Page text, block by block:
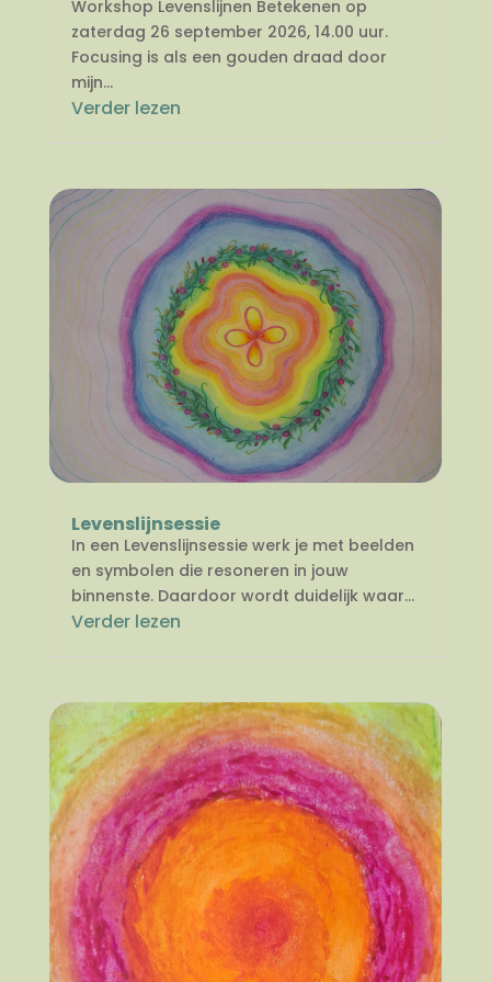
Workshop Levenslijnen Betekenen op
zaterdag 26 september 2026, 14.00 uur.
Focusing is als een gouden draad door
mijn...
Verder lezen
Levenslijnsessie
In een Levenslijnsessie werk je met beelden
en symbolen die resoneren in jouw
binnenste. Daardoor wordt duidelijk waar...
Verder lezen